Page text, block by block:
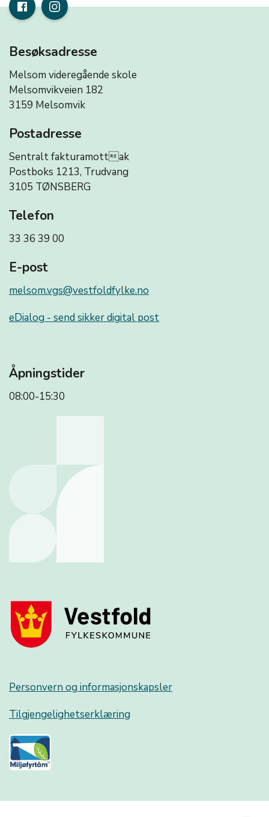
Besøksadresse
Melsom videregående skole
Melsomvikveien 182
3159 Melsomvik
Postadresse
Sentralt fakturamottak
Postboks 1213, Trudvang
3105 TØNSBERG
Telefon
33 36 39 00
E-post
melsom.vgs@vestfoldfylke.no
eDialog - send sikker digital post
Åpningstider
08:00-15:30
Personvern og informasjonskapsler
Tilgjengelighetserklæring